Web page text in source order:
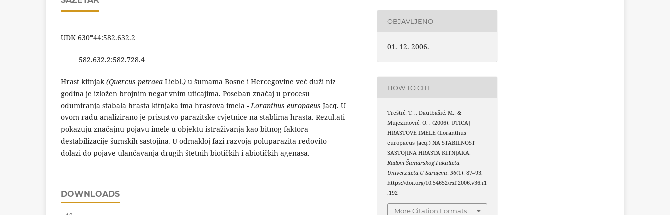
UDK 630*44:582.632.2
582.632.2:582.728.4
Hrast kitnjak(Quercus petraea Liebl.) u šumama Bosne i Hercegovine već duži niz
godina je izložen brojnim negativnim uticajima. Poseban značaj u procesu
odumiranja stabala hrasta kitnjaka ima hrastova imela -Loranthus europaeus Jacq. U
ovom radu analizirano je prisustvo parazitske cvjetnice na stablima hrasta. Rezultati
pokazuju značajnu pojavu imele u objektu istraživanja kao bitnog faktora
destabilizacije šumskih sastojina. U odmakloj fazi razvoja poluparazita redovito
dolazi do pojave ulančavanja drugih štetnih biotičkih i abiotičkih agenasa.
DOWNLOADS
OBJAVLJENO
01. 12. 2006.
HOW TO CITE
Treštić, T. ., Dautbašić, M., &
Mujezinović, O. . (2006). UTICAJ
HRASTOVE IMELE (Loranthus
europaeus Jacq.) NA STABILNOST
SASTOJINA HRASTA KITNJAKA.
Radovi Šumarskog Fakulteta
Univerziteta U Sarajevu,36(1), 87–93.
https://doi.org/10.54652/rsf.2006.v36.i1
.192
More Citation Formats